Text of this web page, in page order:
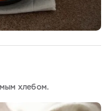
хлебом.